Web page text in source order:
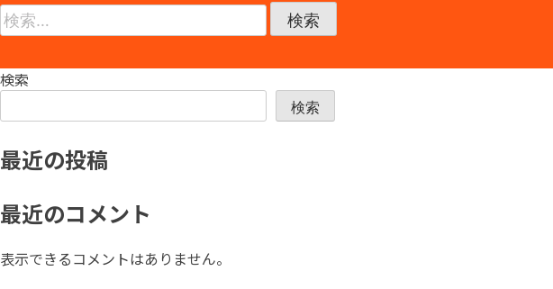
検
索:
検索
検索
最近の投稿
最近のコメント
表示できるコメントはありません。